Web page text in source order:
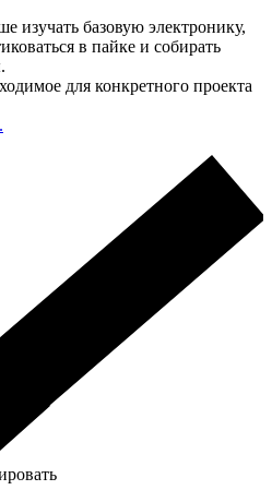
изучать базовую электронику,
в пайке и собирать
для конкретного проекта